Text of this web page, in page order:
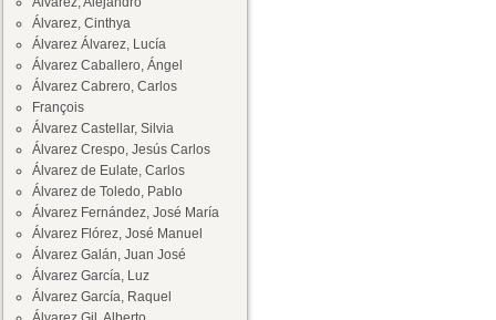
Álvarez, Cinthya
Álvarez Álvarez, Lucía
Álvarez Caballero, Ángel
Álvarez Cabrero, Carlos
François
Álvarez Castellar, Silvia
Álvarez Crespo, Jesús Carlos
Álvarez de Eulate, Carlos
Álvarez de Toledo, Pablo
Álvarez Fernández, José María
Álvarez Flórez, José Manuel
Álvarez Galán, Juan José
Álvarez García, Luz
Álvarez García, Raquel